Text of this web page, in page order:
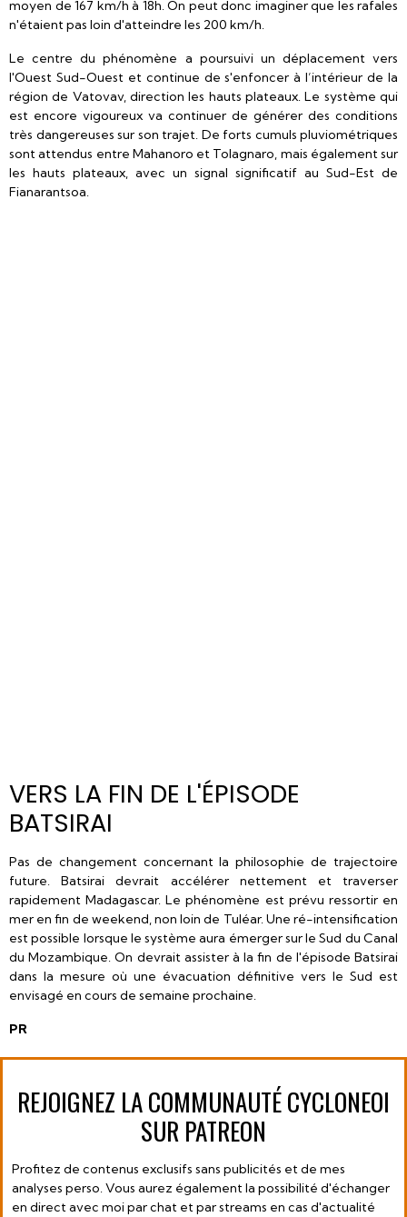
moyen de 167 km/h à 18h. On peut donc imaginer que les rafales
n'étaient pas loin d'atteindre les 200 km/h.
Le centre du phénomène a poursuivi un déplacement vers
l'Ouest Sud-Ouest et continue de s'enfoncer à l’intérieur de la
région de Vatovav, direction les hauts plateaux. Le système qui
est encore vigoureux va continuer de générer des conditions
très dangereuses sur son trajet. De forts cumuls pluviométriques
sont attendus entre Mahanoro et Tolagnaro, mais également sur
les hauts plateaux, avec un signal significatif au Sud-Est de
Fianarantsoa.
VERS LA FIN DE L'ÉPISODE
BATSIRAI
Pas de changement concernant la philosophie de trajectoire
future. Batsirai devrait accélérer nettement et traverser
rapidement Madagascar. Le phénomène est prévu ressortir en
mer en fin de weekend, non loin de Tuléar. Une ré-intensification
est possible lorsque le système aura émerger sur le Sud du Canal
du Mozambique. On devrait assister à la fin de l'épisode Batsirai
dans la mesure où une évacuation définitive vers le Sud est
envisagé en cours de semaine prochaine.
PR
REJOIGNEZ LA COMMUNAUTÉ CYCLONEOI
SUR PATREON
Profitez de contenus exclusifs sans publicités et de mes
analyses perso. Vous aurez également la possibilité d'échanger
en direct avec moi par chat et par streams en cas d'actualité